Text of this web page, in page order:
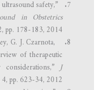
in Obstetrics
pp. 178-183, 2014.
G. J. Czarnota,
of therapeutic
considerations,”J
pp. 623-34, 2012.